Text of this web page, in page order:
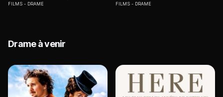
FILMS DRAME FILMS DRAME
Drame à venir